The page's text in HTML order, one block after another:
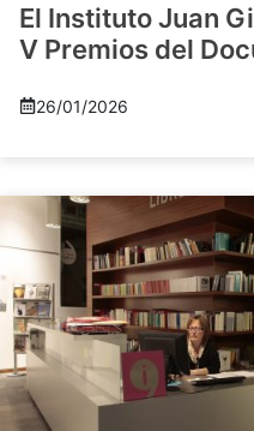
El Instituto Juan
V Premios del
26/01/2026